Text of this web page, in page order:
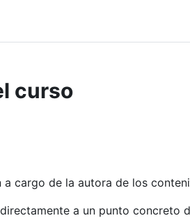
curso
cargo de la autora de los
a un punto concreto